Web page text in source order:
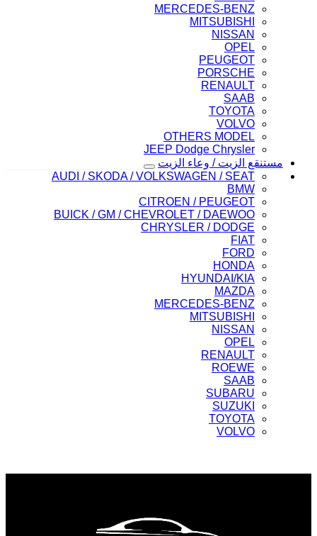
MERCEDES-BENZ
MITSUBISHI
NISSAN
OPEL
PEUGEOT
PORSCHE
RENAULT
SAAB
TOYOTA
VOLVO
OTHERS MODEL
JEEP Dodge Chrysler
مستنقع الزيت / وعاء الزيت
AUDI / SKODA / VOLKSWAGEN / SEAT
BMW
CITROEN / PEUGEOT
BUICK / GM / CHEVROLET / DAEWOO
CHRYSLER / DODGE
FIAT
FORD
HONDA
HYUNDAI/KIA
MAZDA
MERCEDES-BENZ
MITSUBISHI
NISSAN
OPEL
RENAULT
ROEWE
SAAB
SUBARU
SUZUKI
TOYOTA
VOLVO